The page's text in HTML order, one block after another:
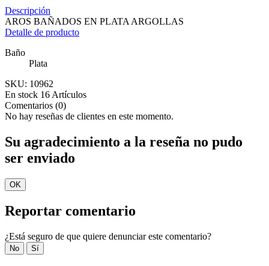
Descripción
AROS BAÑADOS EN PLATA ARGOLLAS
Detalle de producto
Baño
Plata
SKU: 10962
En stock 16 Artículos
Comentarios (0)
No hay reseñas de clientes en este momento.
Su agradecimiento a la reseña no pudo
ser enviado
OK
Reportar comentario
¿Está seguro de que quiere denunciar este comentario?
No Sí